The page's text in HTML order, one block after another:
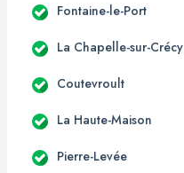
Fontaine-le-Port
La Chapelle-sur-Crécy
Coutevroult
La Haute-Maison
Pierre-Levée